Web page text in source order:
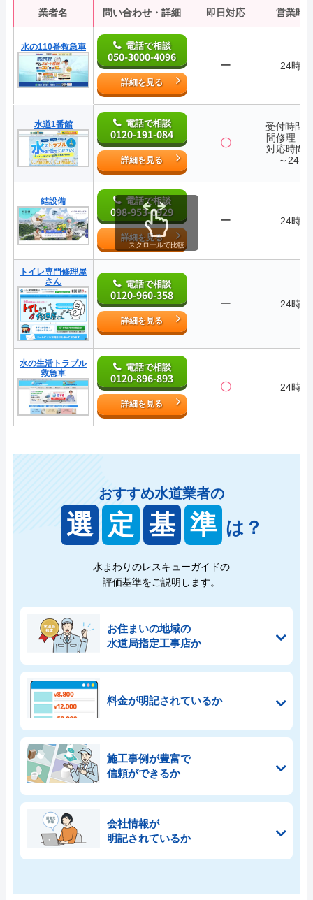
業者名 問い合わせ・詳細 即日対応 営業時
水の110番救急車 電話で相談
050-3000-4096
詳細を見る
ー 24時間
水道1番館 電話で相談
0120-191-084
詳細を見る
〇
受付時間
間修理・
対応時間
～24:00
結設備 電話で相談
098-953-6929
詳細を見る
ー 24時間
トイレ専門修理屋
さん
電話で相談
0120-960-358
詳細を見る
ー 24時間
水の生活トラブル
救急車
電話で相談
0120-896-893
詳細を見る
〇 24時間
スクロールで比較
おすすめ水道業者の
選 定 基 準 は？
水まわりのレスキューガイドの
評価基準をご説明します。
お住まいの地域の
水道局指定工事店か
料金が明記されているか
施工事例が豊富で
信頼ができるか
会社情報が
明記されているか